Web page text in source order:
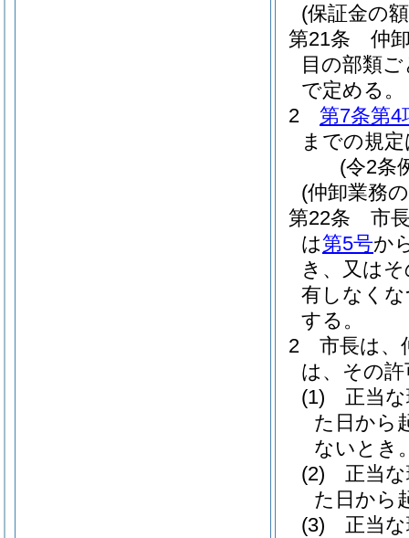
(保証金の
第21条
仲
目の部類
で定める。
2
第7条第4
までの規
(令2条
(仲卸業務
第22条
市
は第5号か
き、又は
有しなく
する。
2
市長は、
は、その
(1)
正当
た日から
ないとき
(2)
正当
た日から
(3)
正当